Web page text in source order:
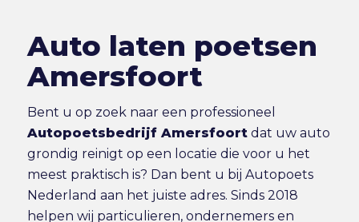
Auto laten poetsen
Amersfoort
Bent u op zoek naar een professioneel
Autopoetsbedrijf Amersfoortdat uw auto
grondig reinigt op een locatie die voor u het
meest praktisch is? Dan bent u bij Autopoets
Nederland aan het juiste adres. Sinds 2018
helpen wij particulieren, ondernemers en